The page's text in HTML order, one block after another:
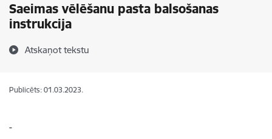
Saeimas vēlēšanu pasta balsošanas
instrukcija
Atskaņot tekstu
Publicēts: 01.03.2023.
-